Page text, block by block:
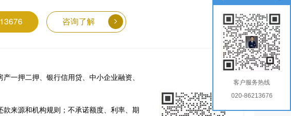
咨询了解
一押二押、银行信用贷、中小企业融资、
来源和机构规则；不承诺额度、利率、期
客户服务热线
020-86213676